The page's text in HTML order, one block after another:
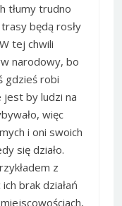
tłumy trudno
będą rosły
tej chwili
narodowy, bo
gdzieś robi
jest by ludzi na
więc
i oni swoich
się działo.
z
brak działań